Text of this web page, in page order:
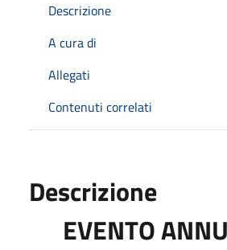
Descrizione
A cura di
Allegati
Contenuti correlati
Descrizione
EVENTO